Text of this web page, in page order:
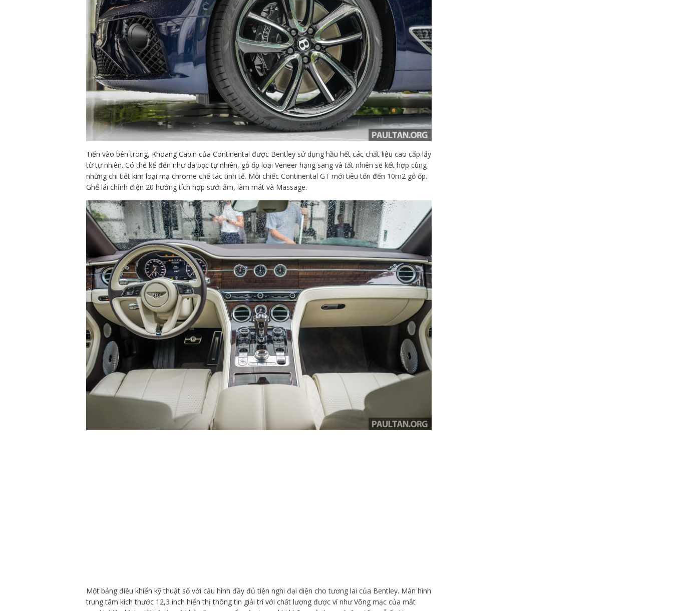
Tiến vào bên trong, Khoang Cabin của Continental được Bentley sử dụng hầu hết các chất liệu cao cấp lấy
từ tự nhiên. Có thể kể đến như da bọc tự nhiên, gỗ ốp loại Veneer hạng sang và tất nhiên sẽ kết hợp cùng
những chi tiết kim loại mạ chrome chế tác tinh tế. Mỗi chiếc Continental GT mới tiêu tốn đến 10m2 gỗ ốp.
Ghế lái chỉnh điện 20 hướng tích hợp sưởi ấm, làm mát và Massage.
Một bảng điều khiển kỹ thuật số với cấu hình đầy đủ tiện nghi đại diện cho tương lai của Bentley. Màn hình
trung tâm kích thước 12,3 inch hiển thị thông tin giải trí với chất lượng được ví như Võng mạc của mắt